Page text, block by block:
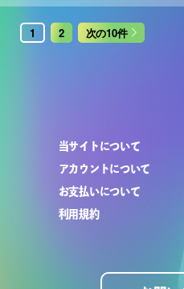
1 2 次の10件
当サイトについて
アカウントについて
お支払いについて
利用規約